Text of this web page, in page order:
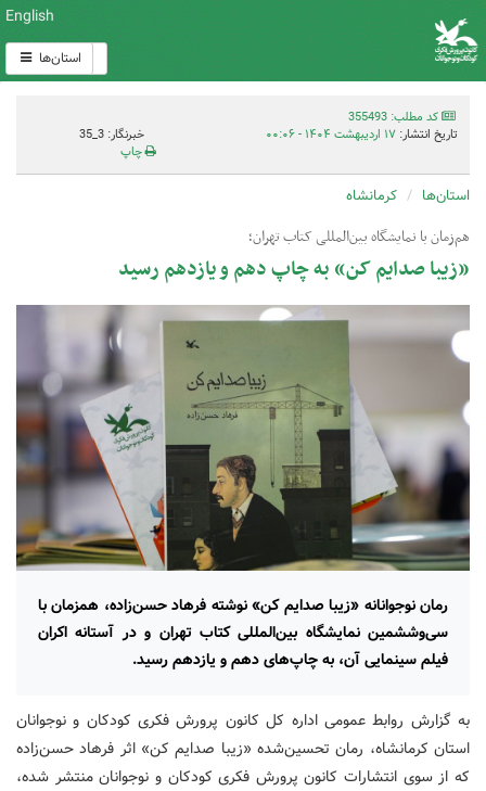
English
استان‌ها
کد مطلب: 355493
تاریخ انتشار: ۱۷ اردیبهشت ۱۴۰۴ - ۰۰:۰۶
خبرنگار: 3_35
چاپ
استان‌ها کرمانشاه
‌هم‌زمان با نمایشگاه بین‌المللی کتاب تهران؛
«زیبا صدایم کن» به چاپ دهم و یازدهم رسید
رمان نوجوانانه «زیبا صدایم کن» نوشته فرهاد حسن‌زاده، همزمان با
سی‌وششمین نمایشگاه بین‌المللی کتاب تهران و در آستانه اکران
فیلم سینمایی آن، به چاپ‌های دهم و یازدهم رسید.
به گزارش روابط عمومی اداره کل کانون پرورش فکری کودکان و نوجوانان
استان کرمانشاه، رمان تحسین‌شده «زیبا صدایم کن» اثر فرهاد حسن‌زاده
که از سوی انتشارات کانون پرورش فکری کودکان و نوجوانان منتشر شده،